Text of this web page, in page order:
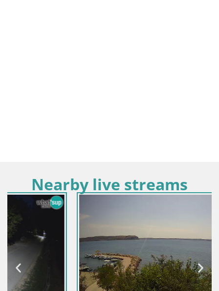
Nearby live streams